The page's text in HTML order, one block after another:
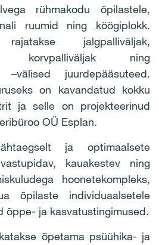
rühmakodu õpilastele,
ruumid ning köögiplokk.
jalgpalliväljak,
korvpalliväljak ning
juurdepääsuteed.
on kavandatud kokku
ja selle on projekteerinud
OÜ Esplan.
ja optimaalsete
kauakestev ning
hoonetekompleks,
õpilaste individuaalsetele
õppe- ja kasvatustingimused.
õpetama psüühika- ja